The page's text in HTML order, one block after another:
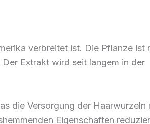
verbreitet ist. Die Pflanze ist
Extrakt wird seit langem in der
die Versorgung der Haarwurzeln
Eigenschaften